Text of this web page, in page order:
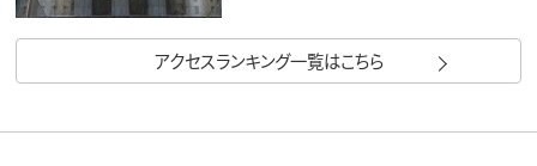
アクセスランキング一覧はこちら